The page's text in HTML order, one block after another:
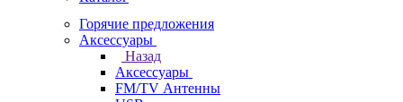
Горячие предложения
Аксессуары
Назад
Аксессуары
FM/TV Антенны